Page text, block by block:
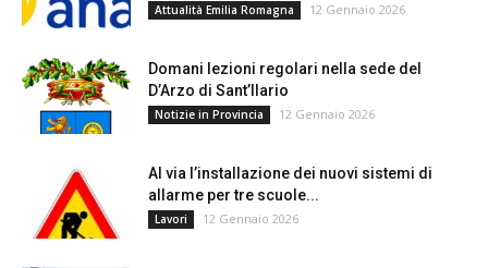
Attualità Emilia Romagna 12 Gennaio 2026
Domani lezioni regolari nella sede del
D’Arzo di Sant’Ilario
Notizie in Provincia 12 Gennaio 2026
Al via l’installazione dei nuovi sistemi di
allarme per tre scuole...
Lavori 12 Gennaio 2026